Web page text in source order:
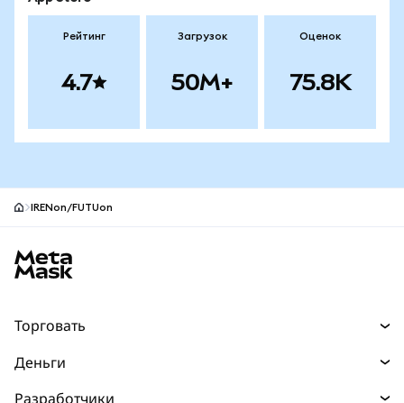
Рейтинг
4.7
Загрузок
50M+
Оценок
75.8K
IRENon/FUTUon
Торговать
Деньги
Разработчики